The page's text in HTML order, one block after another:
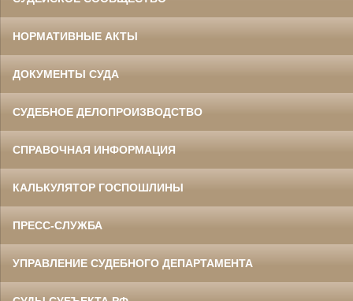
НОРМАТИВНЫЕ АКТЫ
ДОКУМЕНТЫ СУДА
СУДЕБНОЕ ДЕЛОПРОИЗВОДСТВО
СПРАВОЧНАЯ ИНФОРМАЦИЯ
КАЛЬКУЛЯТОР ГОСПОШЛИНЫ
ПРЕСС-СЛУЖБА
УПРАВЛЕНИЕ СУДЕБНОГО ДЕПАРТАМЕНТА